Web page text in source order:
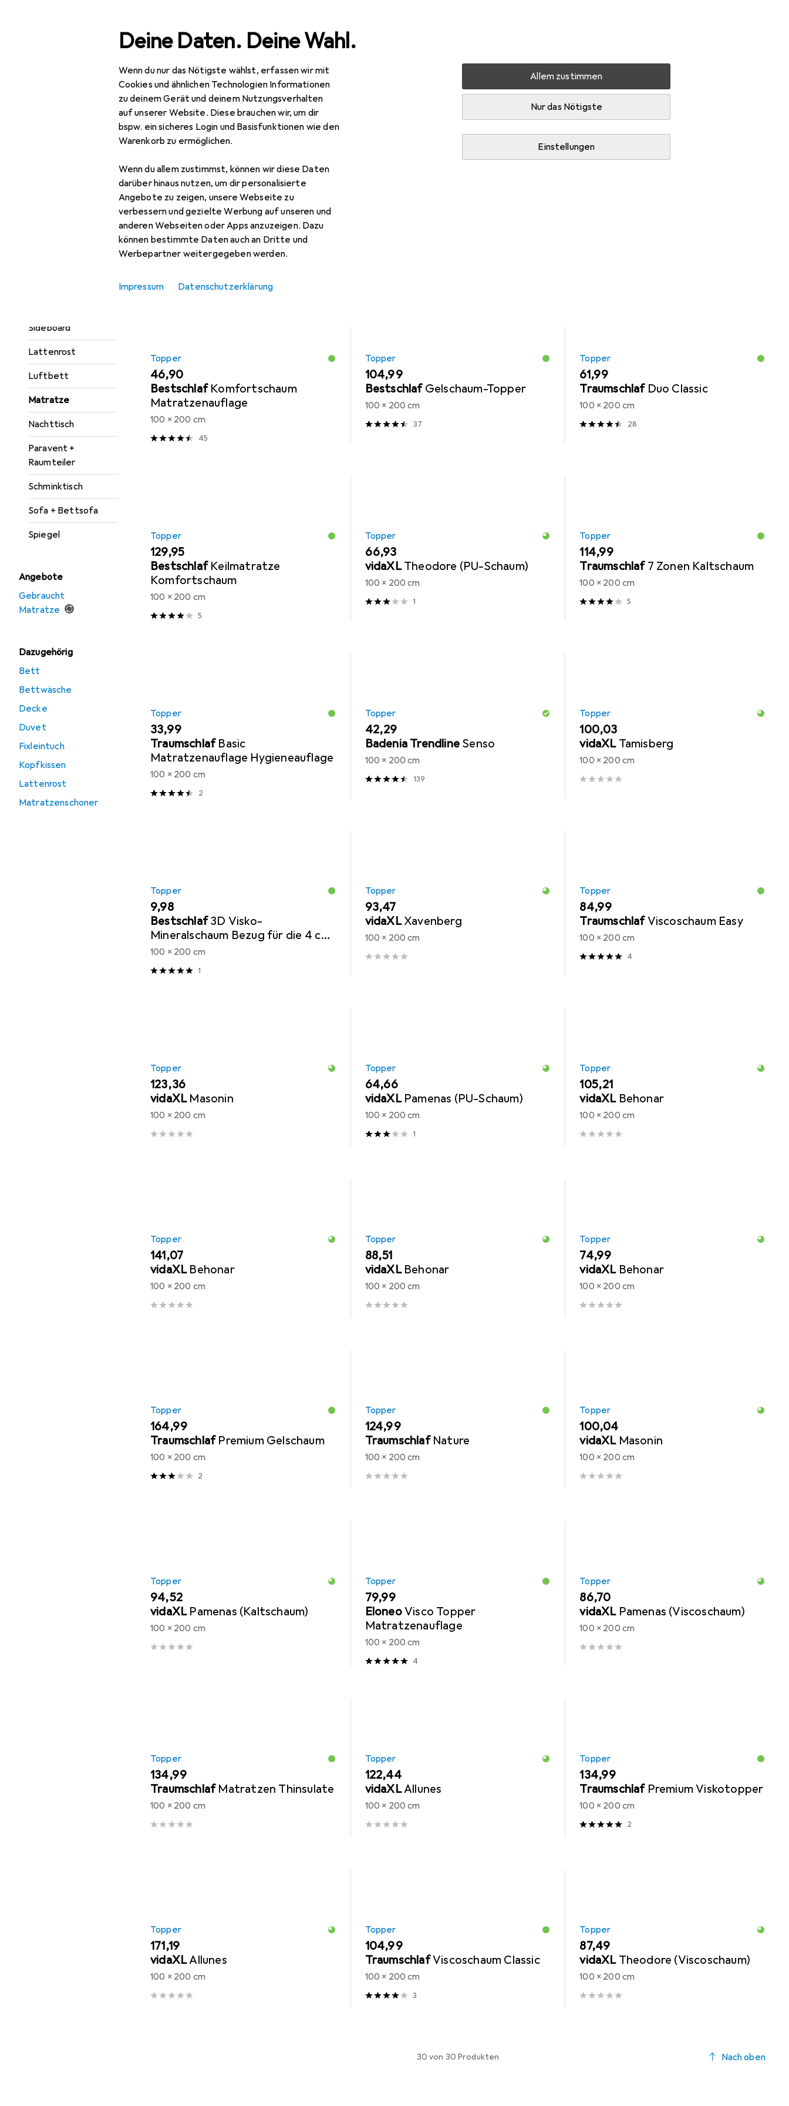
Deine Daten. Deine Wahl.
Wenn du nur das Nötigste wählst, erfassen wir mit
Cookies und ähnlichen Technologien Informationen
zu deinem Gerät und deinem Nutzungsverhalten
auf unserer Website. Diese brauchen wir, um dir
bspw. ein sicheres Login und Basisfunktionen wie den
Warenkorb zu ermöglichen.
Wenn du allem zustimmst, können wir diese Daten
darüber hinaus nutzen, um dir personalisierte
Angebote zu zeigen, unsere Webseite zu
verbessern und gezielte Werbung auf unseren und
anderen Webseiten oder Apps anzuzeigen. Dazu
können bestimmte Daten auch an Dritte und
Werbepartner weitergegeben werden.
Allem zustimmen
Nur das Nötigste
Einstellungen
Impressum Datenschutzerklärung
Navigation nach Kategorien
Sideboard
Lattenrost
Luftbett
Matratze
Nachttisch
Paravent +
Raumteiler
Schminktisch
Sofa + Bettsofa
Spiegel
Angebote
Gebraucht
Matratze
Dazugehörig
Bett
Bettwäsche
Decke
Duvet
Fixleintuch
Kopfkissen
Lattenrost
Matratzenschoner
Gesamtsortiment Wohnen Möbel Irisette Fehmarn Zubehör
EUR
209,–
IrisetteFehmarn
Zubehör für Irisette Fehmarn
Hier findest du passendes Zubehör zum Produkt Irisette Fehmarn aus der Kategorie Topper.
Sortieren nach :Relevanz
Produktliste
Topper
EUR
46,90
Bestschlaf Komfortschaum
Matratzenauflage
100 x 200 cm
45
Topper
EUR
104,99
Bestschlaf Gelschaum-Topper
100 x 200 cm
37
Topper
EUR
61,99
Traumschlaf Duo Classic
100 x 200 cm
28
Topper
EUR
129,95
Bestschlaf Keilmatratze
Komfortschaum
100 x 200 cm
5
Topper
EUR
66,93
vidaXL Theodore (PU-Schaum)
100 x 200 cm
1
Topper
EUR
114,99
Traumschlaf 7 Zonen Kaltschaum
100 x 200 cm
5
Topper
EUR
33,99
Traumschlaf Basic
Matratzenauflage Hygieneauflage
100 x 200 cm
2
Topper
EUR
42,29
Badenia Trendline Senso
100 x 200 cm
139
Topper
EUR
100,03
vidaXL Tamisberg
100 x 200 cm
Topper
EUR
9,98
Bestschlaf 3D Visko-
Mineralschaum Bezug für die 4 cm
Auflage
100 x 200 cm
1
Topper
EUR
93,47
vidaXLXavenberg
100 x 200 cm
Topper
EUR
84,99
TraumschlafViscoschaum Easy
100 x 200 cm
4
Topper
EUR
123,36
vidaXL Masonin
100 x 200 cm
Topper
EUR
64,66
vidaXL Pamenas (PU-Schaum)
100 x 200 cm
1
Topper
EUR
105,21
vidaXL Behonar
100 x 200 cm
Topper
EUR
141,07
vidaXL Behonar
100 x 200 cm
Topper
EUR
88,51
vidaXL Behonar
100 x 200 cm
Topper
EUR
74,99
vidaXL Behonar
100 x 200 cm
Topper
EUR
164,99
Traumschlaf Premium Gelschaum
100 x 200 cm
2
Topper
EUR
124,99
Traumschlaf Nature
100 x 200 cm
Topper
EUR
100,04
vidaXL Masonin
100 x 200 cm
Topper
EUR
94,52
vidaXL Pamenas (Kaltschaum)
100 x 200 cm
Topper
EUR
79,99
EloneoVisco Topper
Matratzenauflage
100 x 200 cm
4
Topper
EUR
86,70
vidaXL Pamenas (Viscoschaum)
100 x 200 cm
Topper
EUR
134,99
Traumschlaf Matratzen Thinsulate
100 x 200 cm
Topper
EUR
122,44
vidaXLAllunes
100 x 200 cm
Topper
EUR
134,99
Traumschlaf Premium Viskotopper
100 x 200 cm
2
Topper
EUR
171,19
vidaXLAllunes
100 x 200 cm
Topper
EUR
104,99
TraumschlafViscoschaum Classic
100 x 200 cm
3
Topper
EUR
87,49
vidaXL Theodore (Viscoschaum)
100 x 200 cm
30 von 30 Produkten Nach oben